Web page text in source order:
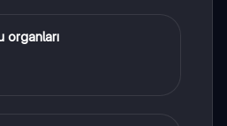
organları